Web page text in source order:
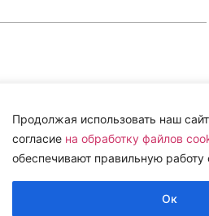
Продолжая использовать наш
согласие на обработку файлов
обеспечивают правильную работу
Ок